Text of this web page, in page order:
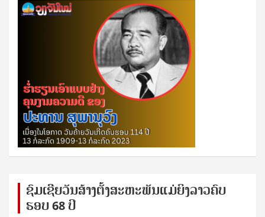
ຊົ​ມ​ເຊີຍ​ວັນ​ສ້າງ​ຕັ້ງ​ສະ​ຫະ​ພັນ​ແມ່​ຍິງ​​ລາວຄົບ​
ຮອບ 68 ປິ